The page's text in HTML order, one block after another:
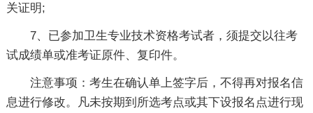
关证明;
7、已参加卫生专业技术资格考试者，须提交以往考
试成绩单或准考证原件、复印件。
注意事项：考生在确认单上签字后，不得再对报名信
息进行修改。凡未按期到所选考点或其下设报名点进行现